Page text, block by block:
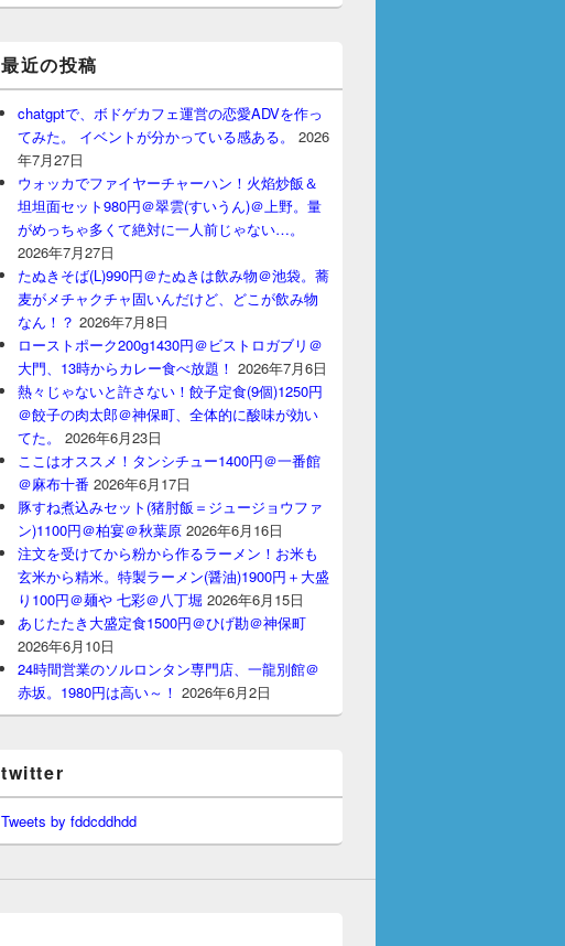
最近の投稿
chatgptで、ボドゲカフェ運営の恋愛ADVを作っ
てみた。 イベントが分かっている感ある。
2026
年7月27日
ウォッカでファイヤーチャーハン！火焰炒飯＆
坦坦面セット980円＠翠雲(すいうん)＠上野。量
がめっちゃ多くて絶対に一人前じゃない…。
2026年7月27日
たぬきそば(L)990円＠たぬきは飲み物＠池袋。蕎
麦がメチャクチャ固いんだけど、どこが飲み物
なん！？ 2026年7月8日
ローストポーク200g1430円＠ビストロガブリ＠
大門、13時からカレー食べ放題！ 2026年7月6日
熱々じゃないと許さない！餃子定食(9個)1250円
＠餃子の肉太郎＠神保町、全体的に酸味が効い
てた。
2026年6月23日
ここはオススメ！タンシチュー1400円＠一番館
＠麻布十番 2026年6月17日
豚すね煮込みセット(猪肘飯＝ジュージョウファ
ン)1100円＠柏宴＠秋葉原 2026年6月16日
注文を受けてから粉から作るラーメン！お米も
玄米から精米。特製ラーメン(醤油)1900円＋大盛
り100円＠麺や 七彩＠八丁堀 2026年6月15日
あじたたき大盛定食1500円＠ひげ勘＠神保町
2026年6月10日
24時間営業のソルロンタン専門店、一龍別館＠
赤坂。1980円は高い～！ 2026年6月2日
twitter
Tweets by fddcddhdd